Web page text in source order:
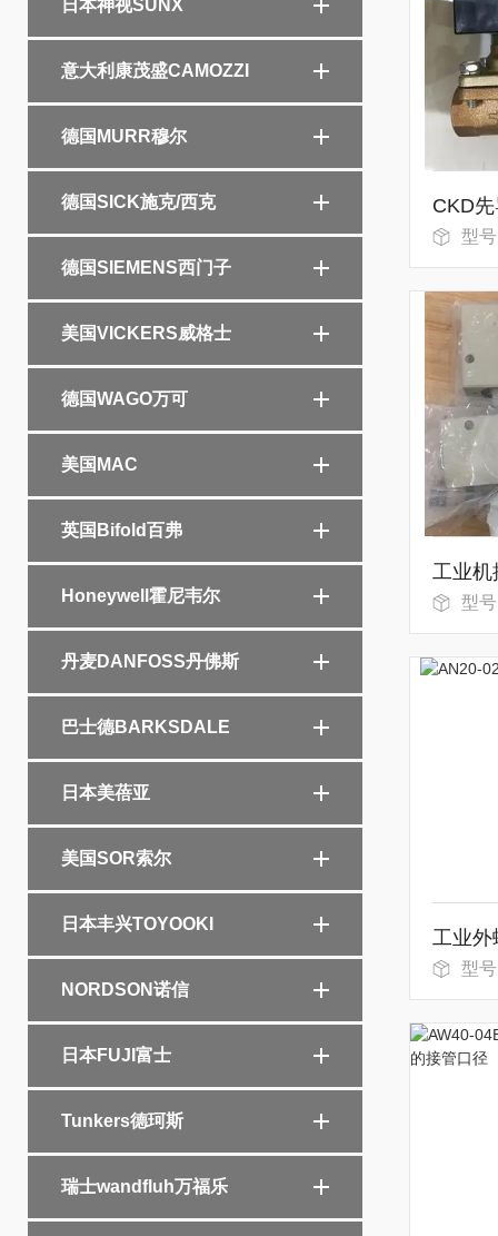
日本神视SUNX
意大利康茂盛CAMOZZI
德国MURR穆尔
德国SICK施克/西克
德国SIEMENS西门子
美国VICKERS威格士
德国WAGO万可
美国MAC
英国Bifold百弗
Honeywell霍尼韦尔
丹麦DANFOSS丹佛斯
巴士德BARKSDALE
日本美蓓亚
美国SOR索尔
日本丰兴TOYOOKI
NORDSON诺信
日本FUJI富士
Tunkers德珂斯
瑞士wandfluh万福乐
型号：
工业机
型号
型